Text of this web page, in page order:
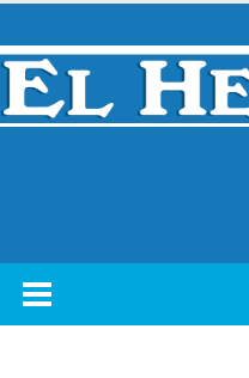
Skip
content